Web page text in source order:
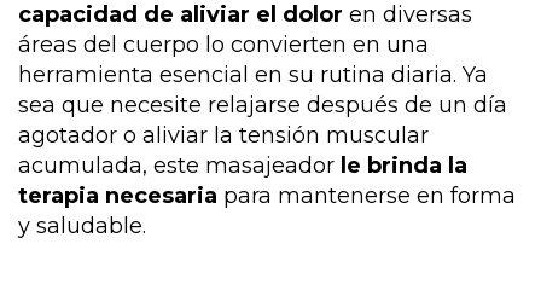
capacidad de aliviar el dolor en diversas
áreas del cuerpo lo convierten en una
herramienta esencial en su rutina diaria. Ya
sea que necesite relajarse después de un día
agotador o aliviar la tensión muscular
acumulada, este masajeador le brinda la
terapia necesaria para mantenerse en forma
y saludable.